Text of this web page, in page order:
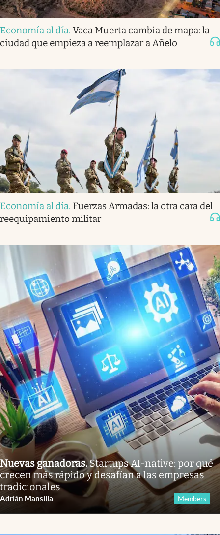
Economía al día. Vaca Muerta cambia de mapa: la
ciudad que empieza a reemplazar a Añelo
Economía al día. Fuerzas Armadas: la otra cara del
reequipamiento militar
Nuevas ganadoras.Startups AI-native: por qué
crecen más rápido y desafían a las empresas
tradicionales
Adrián Mansilla Members